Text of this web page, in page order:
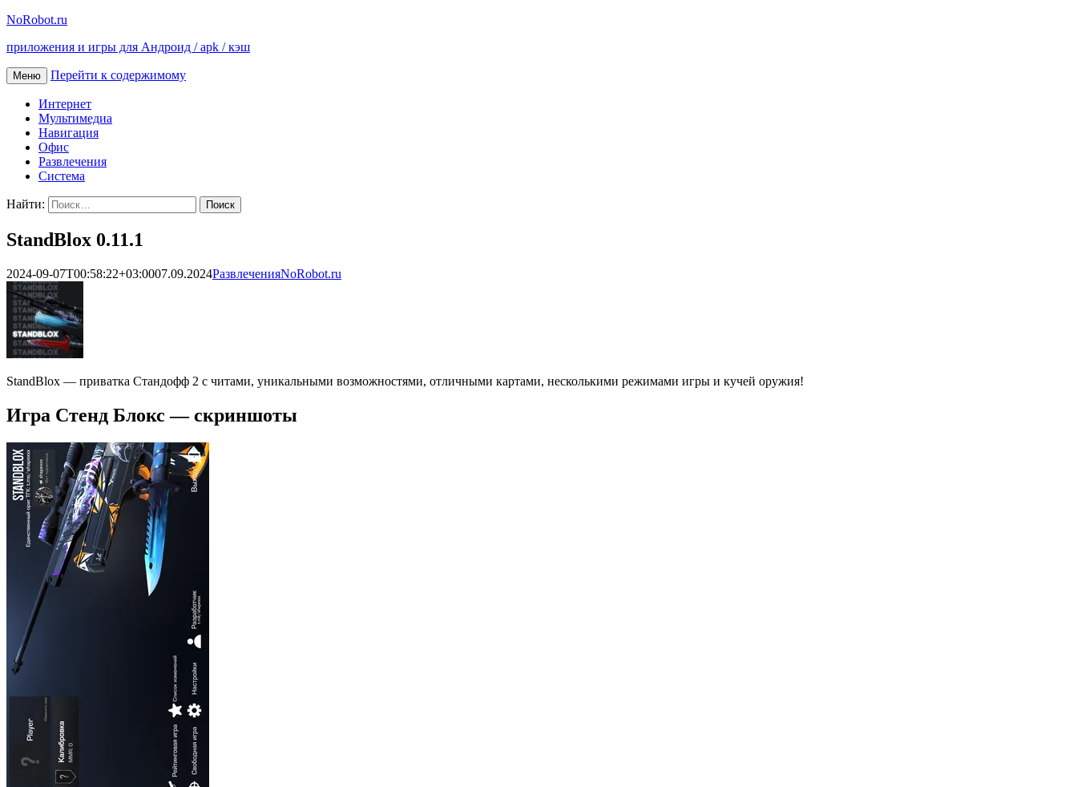
NoRobot.ru
приложения и игры для Андроид / apk / кэш
Меню Перейти к содержимому
Интернет
Мультимедиа
Навигация
Офис
Развлечения
Система
Найти:
StandBlox 0.11.1
2024-09-07T00:58:22+03:0007.09.2024РазвлеченияNoRobot.ru
StandBlox — приватка Стандофф 2 с читами, уникальными возможностями, отличными картами, несколькими режимами игры и кучей оружия!
Игра Стенд Блокс — скриншоты